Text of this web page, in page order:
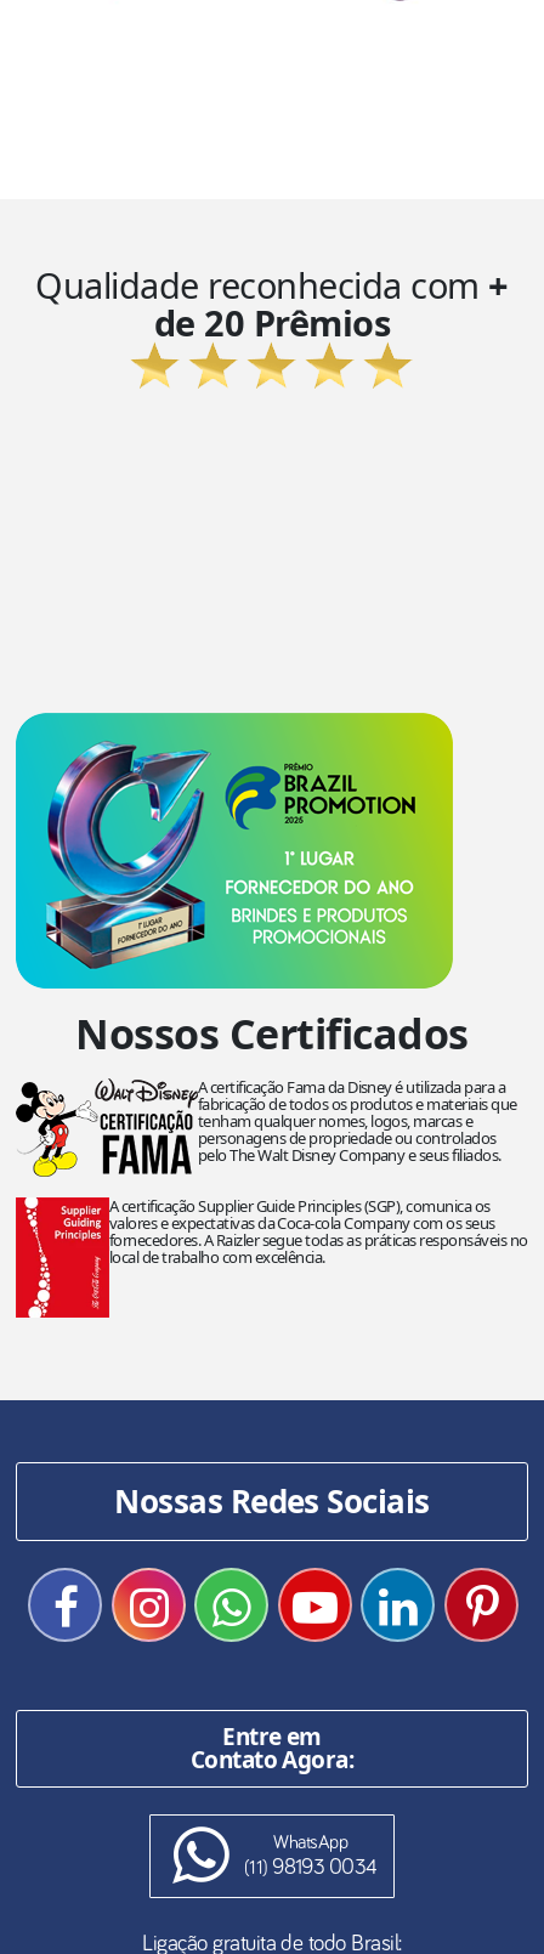
Qualidade reconhecida com +
de 20 Prêmios
Nossos Certificados
A certificação Fama da Disney é utilizada para a
fabricação de todos os produtos e materiais que
tenham qualquer nomes, logos, marcas e
personagens de propriedade ou controlados
pelo The Walt Disney Company e seus filiados.
A certificação Supplier Guide Principles (SGP), comunica os
valores e expectativas da Coca-cola Company com os seus
fornecedores. A Raizler segue todas as práticas responsáveis no
local de trabalho com excelência.
Nossas Redes Sociais
Entre em
Contato Agora:
WhatsApp
(11) 98193 0034
Ligação gratuita de todo Brasil: